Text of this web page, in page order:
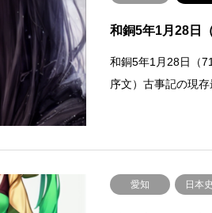
和銅5年1月28日
和銅5年1月28日（
序文）古事記の現
愛知 日本